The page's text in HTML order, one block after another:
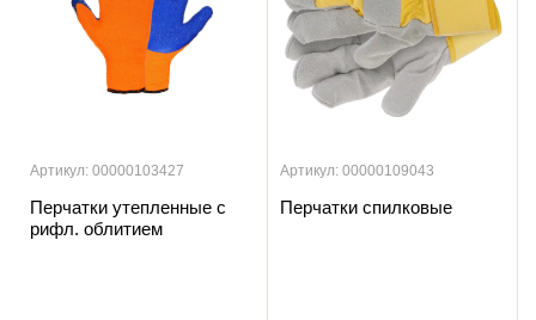
Артикул: 00000103427
Перчатки утепленные с
рифл. облитием
Артикул: 00000109043
Перчатки спилковые